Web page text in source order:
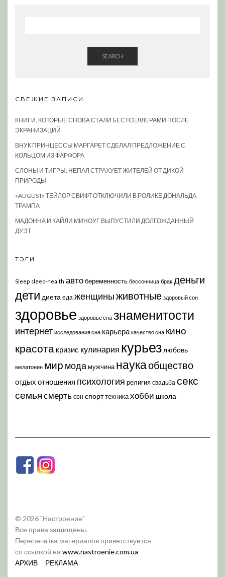
SEARCH
СВЕЖИЕ ЗАПИСИ
КНИГИ, КОТОРЫЕ СНОВА СТАЛИ БЕСТСЕЛЛЕРАМИ ПОСЛЕ
ЭКРАНИЗАЦИЙ
ВНУК ПРИНЦЕССЫ МАРГАРЕТ СДЕЛАЛ ПРЕДЛОЖЕНИЕ С
КОЛЬЦОМ ИЗ ФАРФОРА
СЛОНЫ И ТИГРЫ: НЕПАЛ СТРАХУЕТ ЖИТЕЛЕЙ ОТ ДИКОЙ
ПРИРОДЫ
«AUGUST» ТЕЙЛОР СВИФТ ОТКЛЮЧИЛИ В РОЛИКЕ ДОНАЛЬДА
ТРАМПА
МАДОННА И КАЙЛИ МИНОУГ ВЫПУСТИЛИ ДОЛГОЖДАННЫЙ
ДУЭТ
ТЭГИ
Sleep sleep-health автобеременность бессонница брак деньги
дети диета еда женщиныживотные здоровый сон
здоровье здоровье сна знаменитости
интернет исследования сна карьера качество сна кино
красота кризис кулинария курьез любовь
мелатонин мир модамужчина наукаобщество
отдых отношения психология религия свадьба секс
семья смерть сон спорттехникахобби школа
© 2026 "Настроение"
Все права защищены.
Перепечатка материалов приветствуется
со ссылкой на www.nastroenie.com.ua
АРХИВ
РЕКЛАМА